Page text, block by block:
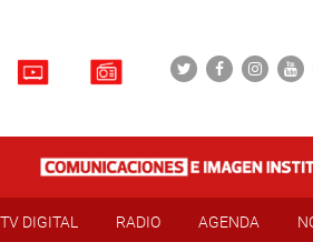
TV DIGITAL RADIO AGENDA